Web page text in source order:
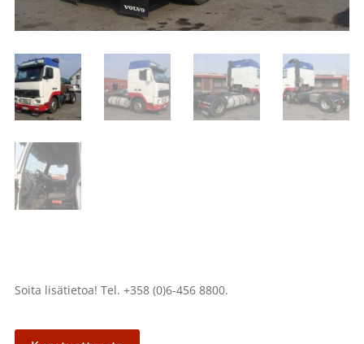
Soita lisätietoa! Tel. +358 (0)6-456 8800.